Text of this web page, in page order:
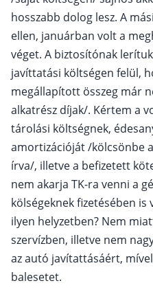
hosszabb dolog lesz. A
ellen, januárban volt a
véget. A biztosítónak
javíttatási költségen felül,
megállapított összeg már
alkatrész díjak/. Kértem a
tárolási költségnek,
amortizációját /kölcsönbe
írva/, illetve a befizetett
nem akarja TK-ra venni a
kölségeknek fizetésében
ilyen helyzetben? Nem
szervízben, illetve nem
az autó javítattásáért,
balesetet.